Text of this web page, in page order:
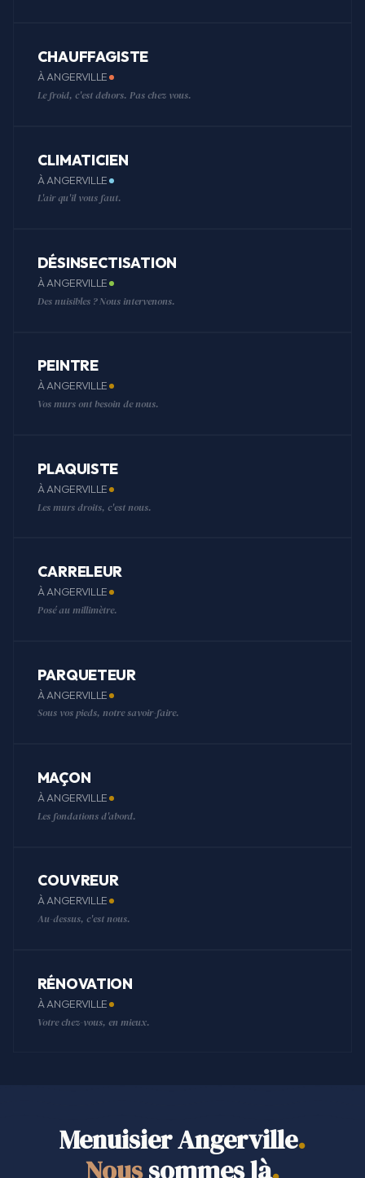
CHAUFFAGISTE
À ANGERVILLE
Le froid, c'est dehors. Pas chez vous.
CLIMATICIEN
À ANGERVILLE
L'air qu'il vous faut.
DÉSINSECTISATION
À ANGERVILLE
Des nuisibles ? Nous intervenons.
PEINTRE
À ANGERVILLE
Vos murs ont besoin de nous.
PLAQUISTE
À ANGERVILLE
Les murs droits, c'est nous.
CARRELEUR
À ANGERVILLE
Posé au millimètre.
PARQUETEUR
À ANGERVILLE
Sous vos pieds, notre savoir-faire.
MAÇON
À ANGERVILLE
Les fondations d'abord.
COUVREUR
À ANGERVILLE
Au-dessus, c'est nous.
RÉNOVATION
À ANGERVILLE
Votre chez-vous, en mieux.
Menuisier Angerville.